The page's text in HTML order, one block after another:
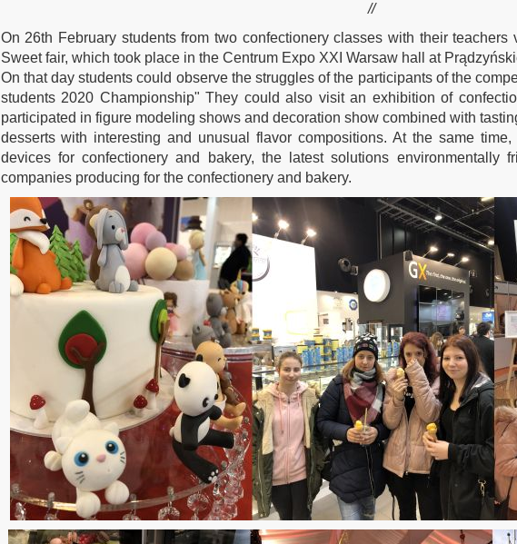
//
On 26th February students from two confectionery classes with their
Sweet fair, which took place in the Centrum Expo XXI Warsaw hall at
On that day students could observe the struggles of the participants of the
students 2020 Championship" They could also visit an exhibition of
participated in figure modeling shows and decoration show combined with
desserts with interesting and unusual flavor compositions. At the same
devices for confectionery and bakery, the latest solutions environmentally
companies producing for the confectionery and bakery.